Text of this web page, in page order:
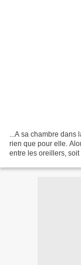
...A sa chambre
rien que pour elle.
entre les oreillers,